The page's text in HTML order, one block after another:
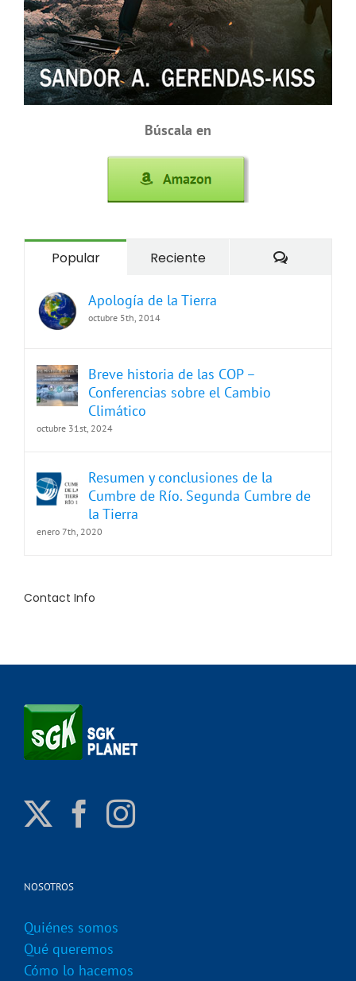
Búscala en
Popular Reciente
Apología de la Tierra
octubre 5th, 2014
Breve historia de las COP –
Conferencias sobre el Cambio
Climático
octubre 31st, 2024
Resumen y conclusiones de la
Cumbre de Río. Segunda Cumbre de
la Tierra
enero 7th, 2020
Contact Info
NOSOTROS
Quiénes somos
Qué queremos
Cómo lo hacemos